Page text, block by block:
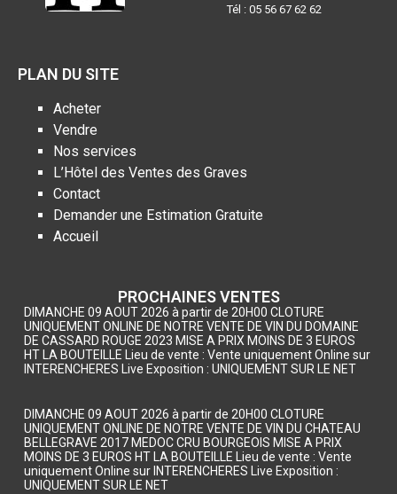
Tél : 05 56 67 62 62
PLAN DU SITE
Acheter
Vendre
Nos services
L’Hôtel des Ventes des Graves
Contact
Demander une Estimation Gratuite
Accueil
PROCHAINES VENTES
DIMANCHE 09 AOUT 2026 à partir de 20H00 CLOTURE
UNIQUEMENT ONLINE DE NOTRE VENTE DE VIN DU DOMAINE
DE CASSARD ROUGE 2023 MISE A PRIX MOINS DE 3 EUROS
HT LA BOUTEILLE Lieu de vente : Vente uniquement Online sur
INTERENCHERES Live Exposition : UNIQUEMENT SUR LE NET
DIMANCHE 09 AOUT 2026 à partir de 20H00 CLOTURE
UNIQUEMENT ONLINE DE NOTRE VENTE DE VIN DU CHATEAU
BELLEGRAVE 2017 MEDOC CRU BOURGEOIS MISE A PRIX
MOINS DE 3 EUROS HT LA BOUTEILLE Lieu de vente : Vente
uniquement Online sur INTERENCHERES Live Exposition :
UNIQUEMENT SUR LE NET